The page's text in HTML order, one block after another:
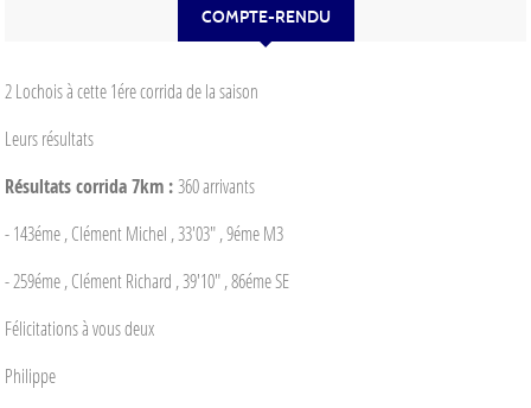
COMPTE-RENDU
2 Lochois à cette 1ére corrida de la saison
Leurs résultats
Résultats corrida 7km : 360 arrivants
- 143éme , Clément Michel , 33'03" , 9éme M3
- 259éme , Clément Richard , 39'10" , 86éme SE
Félicitations à vous deux
Philippe